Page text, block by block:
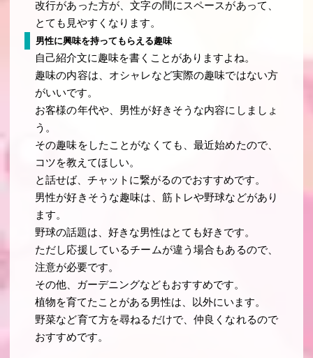
改行があった方が、文字の間にスペースがあって、
とても見やすくなります。
男性に興味を持ってもらえる趣味
自己紹介文に趣味を書くことがありますよね。
趣味の内容は、オシャレなど実際の趣味ではない方
がいいです。
お客様の年代や、男性が好きそうな内容にしましょ
う。
その趣味をしたことがなくても、最近始めたので、
コツを教えてほしい。
と話せば、チャットに繋がるのでおすすめです。
男性が好きそうな趣味は、筋トレや野球などがあり
ます。
野球の話題は、好きな男性はとても好きです。
ただし応援しているチームが違う場合もあるので、
注意が必要です。
その他、ガーデニングなどもおすすめです。
植物を育てたことがある男性は、以外にいます。
野菜など育て方を尋ねるだけで、仲良くなれるので
おすすめです。